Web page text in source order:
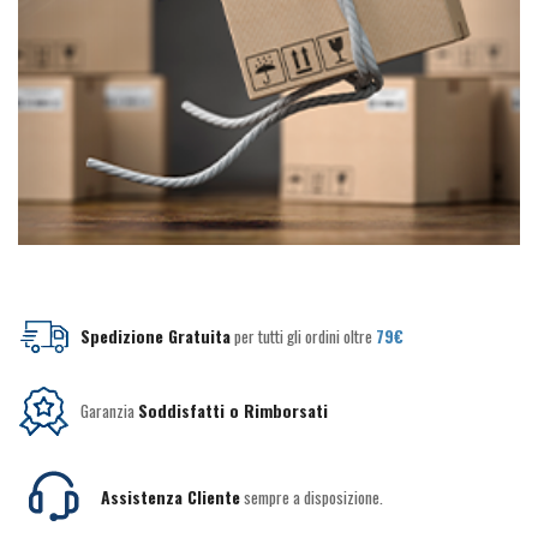
Spedizione Gratuitaper tutti gli ordini oltre 79€
Garanzia Soddisfatti o Rimborsati
Assistenza Clientesempre a disposizione.